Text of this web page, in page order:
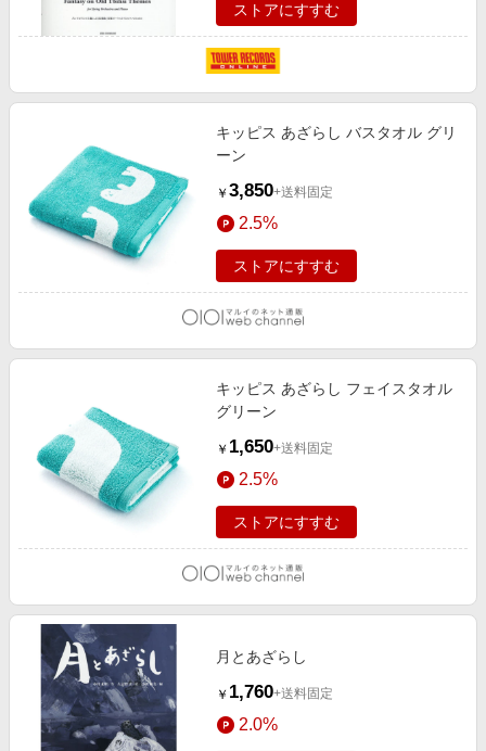
ストアにすすむ
キッピス あざらし バスタオル グリ
ーン
￥ 3,850+送料固定
2.5%
ストアにすすむ
キッピス あざらし フェイスタオル
グリーン
￥ 1,650+送料固定
2.5%
ストアにすすむ
月とあざらし
￥ 1,760+送料固定
2.0%